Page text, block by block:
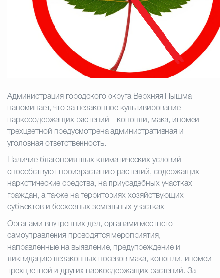
Избирательная
Гостям Городского
Общественная
Государственные организации
Администрация городского округа Верхняя Пышма
напоминает, что за незаконное культивирование
наркосодержащих растений – конопли, мака, ипомеи
трехцветной предусмотрена административная и
уголовная ответственность.
Наличие благоприятных климатических условий
способствуют произрастанию растений, содержащих
наркотические средства, на приусадебных участках
граждан, а также на территориях хозяйствующих
субъектов и бесхозных земельных участках.
Органами внутренних дел, органами местного
самоуправления проводятся мероприятия,
направленные на выявление, предупреждение и
ликвидацию незаконных посевов мака, конопли, ипомеи
трехцветной и других наркосдержащих растений. За